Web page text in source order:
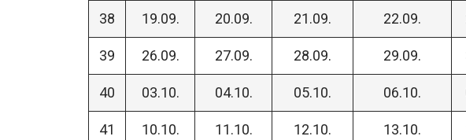
38 19.09. 20.09. 21.09. 22.09.
39 26.09. 27.09. 28.09. 29.09.
40 03.10. 04.10. 05.10. 06.10.
41 10.10. 11.10. 12.10. 13.10.